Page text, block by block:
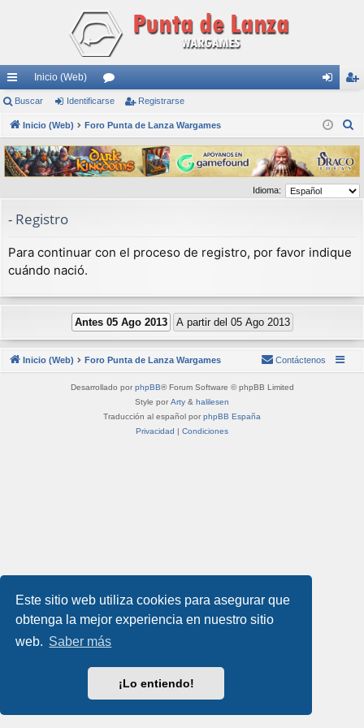
Este sitio web utiliza cookies para asegurar que
obtenga la mejor experiencia en nuestro sitio
web. Saber más
¡Lo entiendo!
nl
ac
es
rá
pi
do
s
Inicio (Web)
or
os nti
fic
ar
se
ist
ra
rs
e
Buscar Identificarse Registrarse
Inicio (Web) Foro Punta de Lanza Wargames
s
c
a
Idioma:
- Registro
Para continuar con el proceso de registro, por favor indique
cuándo nació.
Inicio (Web) Foro Punta de Lanza Wargames Contáctenos
Desarrollado por phpBB® Forum Software © phpBB Limited
Style por Arty & halilesen
Traducción al español por phpBB España
Privacidad | Condiciones